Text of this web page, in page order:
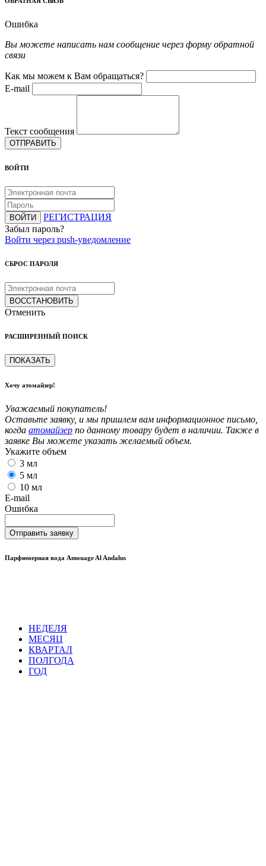
Ошибка
Вы можете написать нам сообщение через форму обратной
связи
Как мы можем к Вам обращаться?
E-mail
Текст сообщения
ОТПРАВИТЬ
ВОЙТИ
ВОЙТИ
РЕГИСТРАЦИЯ
Забыл пароль?
Войти через push-уведомление
СБРОС ПАРОЛЯ
ВОССТАНОВИТЬ
Отменить
РАСШИРЕННЫЙ ПОИСК
ПОКАЗАТЬ
Хочу атомайзер!
Уважаемый покупатель!
Оставьте заявку, и мы пришлем вам информационное письмо,
когда атомайзер по данному товару будет в наличии. Также в
заявке Вы можете указать желаемый объем.
Укажите объем
3 мл
5 мл
10 мл
E-mail
Ошибка
Отправить заявку
Парфюмерная вода Amouage Al Andalus
НЕДЕЛЯ
МЕСЯЦ
КВАРТАЛ
ПОЛГОДА
ГОД